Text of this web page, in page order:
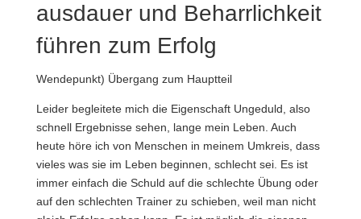
ausdauer und Beharrlichkeit
führen zum Erfolg
Wendepunkt) Übergang zum Hauptteil
Leider begleitete mich die Eigenschaft Ungeduld, also
schnell Ergebnisse sehen, lange mein Leben. Auch
heute höre ich von Menschen in meinem Umkreis, dass
vieles was sie im Leben beginnen, schlecht sei. Es ist
immer einfach die Schuld auf die schlechte Übung oder
auf den schlechten Trainer zu schieben, weil man nicht